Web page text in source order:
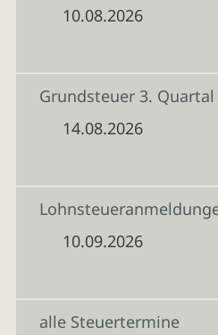
10.08.2026
Grundsteuer 3. Quartal
14.08.2026
10.09.2026
alle Steuertermine